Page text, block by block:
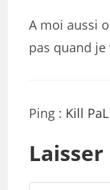
A moi aussi
pas quand je
Ping : Kill